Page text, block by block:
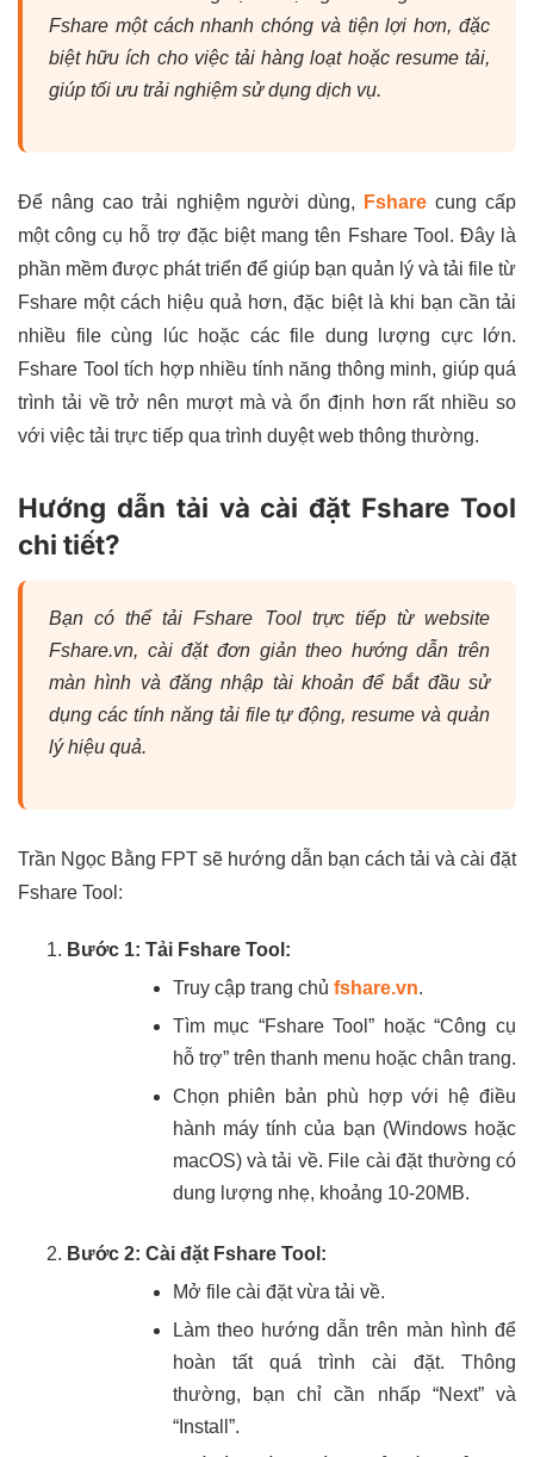
Fshare một cách nhanh chóng và tiện lợi hơn, đặc
biệt hữu ích cho việc tải hàng loạt hoặc resume tải,
giúp tối ưu trải nghiệm sử dụng dịch vụ.
Để nâng cao trải nghiệm người dùng, Fshare cung cấp
một công cụ hỗ trợ đặc biệt mang tên Fshare Tool. Đây là
phần mềm được phát triển để giúp bạn quản lý và tải file từ
Fshare một cách hiệu quả hơn, đặc biệt là khi bạn cần tải
nhiều file cùng lúc hoặc các file dung lượng cực lớn.
Fshare Tool tích hợp nhiều tính năng thông minh, giúp quá
trình tải về trở nên mượt mà và ổn định hơn rất nhiều so
với việc tải trực tiếp qua trình duyệt web thông thường.
Hướng dẫn tải và cài đặt Fshare Tool
chi tiết?
Bạn có thể tải Fshare Tool trực tiếp từ website
Fshare.vn, cài đặt đơn giản theo hướng dẫn trên
màn hình và đăng nhập tài khoản để bắt đầu sử
dụng các tính năng tải file tự động, resume và quản
lý hiệu quả.
Trần Ngọc Bằng FPT sẽ hướng dẫn bạn cách tải và cài đặt
Fshare Tool:
Bước 1: Tải Fshare Tool:
Truy cập trang chủ fshare.vn.
Tìm mục “Fshare Tool” hoặc “Công cụ
hỗ trợ” trên thanh menu hoặc chân trang.
Chọn phiên bản phù hợp với hệ điều
hành máy tính của bạn (Windows hoặc
macOS) và tải về. File cài đặt thường có
dung lượng nhẹ, khoảng 10-20MB.
Bước 2: Cài đặt Fshare Tool:
Mở file cài đặt vừa tải về.
Làm theo hướng dẫn trên màn hình để
hoàn tất quá trình cài đặt. Thông
thường, bạn chỉ cần nhấp “Next” và
“Install”.